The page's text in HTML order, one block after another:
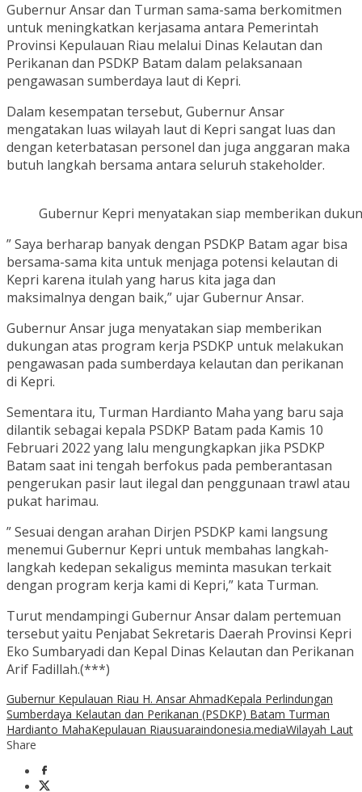
Gubernur Ansar dan Turman sama-sama berkomitmen
untuk meningkatkan kerjasama antara Pemerintah
Provinsi Kepulauan Riau melalui Dinas Kelautan dan
Perikanan dan PSDKP Batam dalam pelaksanaan
pengawasan sumberdaya laut di Kepri.
Dalam kesempatan tersebut, Gubernur Ansar
mengatakan luas wilayah laut di Kepri sangat luas dan
dengan keterbatasan personel dan juga anggaran maka
butuh langkah bersama antara seluruh stakeholder.
Gubernur Kepri menyatakan siap memberikan
” Saya berharap banyak dengan PSDKP Batam agar bisa
bersama-sama kita untuk menjaga potensi kelautan di
Kepri karena itulah yang harus kita jaga dan
maksimalnya dengan baik,” ujar Gubernur Ansar.
Gubernur Ansar juga menyatakan siap memberikan
dukungan atas program kerja PSDKP untuk melakukan
pengawasan pada sumberdaya kelautan dan perikanan
di Kepri.
Sementara itu, Turman Hardianto Maha yang baru saja
dilantik sebagai kepala PSDKP Batam pada Kamis 10
Februari 2022 yang lalu mengungkapkan jika PSDKP
Batam saat ini tengah berfokus pada pemberantasan
pengerukan pasir laut ilegal dan penggunaan trawl atau
pukat harimau.
” Sesuai dengan arahan Dirjen PSDKP kami langsung
menemui Gubernur Kepri untuk membahas langkah-
langkah kedepan sekaligus meminta masukan terkait
dengan program kerja kami di Kepri,” kata Turman.
Turut mendampingi Gubernur Ansar dalam pertemuan
tersebut yaitu Penjabat Sekretaris Daerah Provinsi Kepri
Eko Sumbaryadi dan Kepal Dinas Kelautan dan Perikanan
Arif Fadillah.(***)
Gubernur Kepulauan Riau H. Ansar AhmadKepala Perlindungan
Sumberdaya Kelautan dan Perikanan (PSDKP) Batam Turman
Hardianto MahaKepulauan Riausuaraindonesia.mediaWilayah Laut
Share